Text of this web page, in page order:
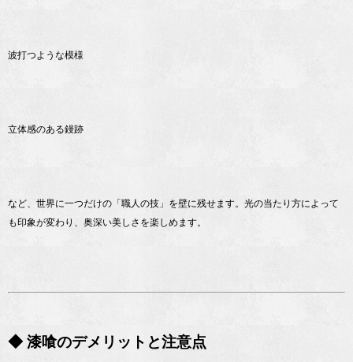
波打つような模様
立体感のある鏝跡
など、世界に一つだけの「職人の技」を壁に残せます。光の当たり方によって
も印象が変わり、奥深い美しさを楽しめます。
◆ 漆喰のデメリットと注意点